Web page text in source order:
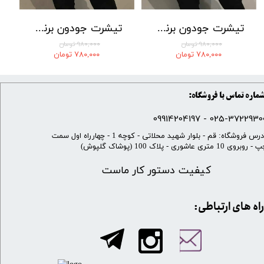
تیشرت جودون برند POLO رنگ آبی
۹۸۰,۰۰۰ تومان
۷۸۰,۰۰۰ تومان
تیشرت جودون برند POLO رنگ طوسی
۹۸۰,۰۰۰ تومان
۷۸۰,۰۰۰ تومان
شماره تماس با فروشگاه:
025-37229300 -
کیفیت دستور کار ماست
​آدرس فروشگاه: قم - بلوار شهید محلاتی - کوچه 1 - چهارراه اول سمت
10 متری عاشوری - پلاک 100 (پوشاک گلپوش)
​​راه های ارتباطی: